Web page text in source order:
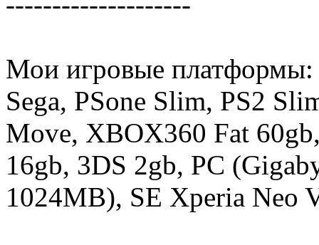
Мои игровые платформы:
Sega, PSone Slim, PS2
Move, XBOX360 Fat
16gb, 3DS 2gb, PC
1024MB), SE Xperia Neo